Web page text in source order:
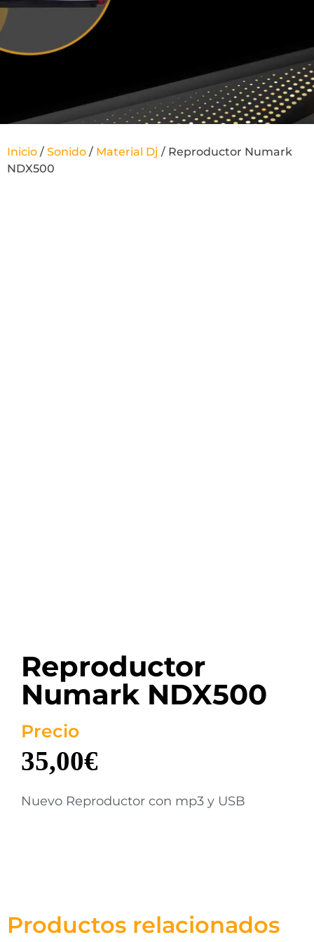
Inicio / Sonido / Material Dj / Reproductor Numark
NDX500
Reproductor
Numark NDX500
Precio
35,00€
Nuevo Reproductor con mp3 y USB
Productos relacionados